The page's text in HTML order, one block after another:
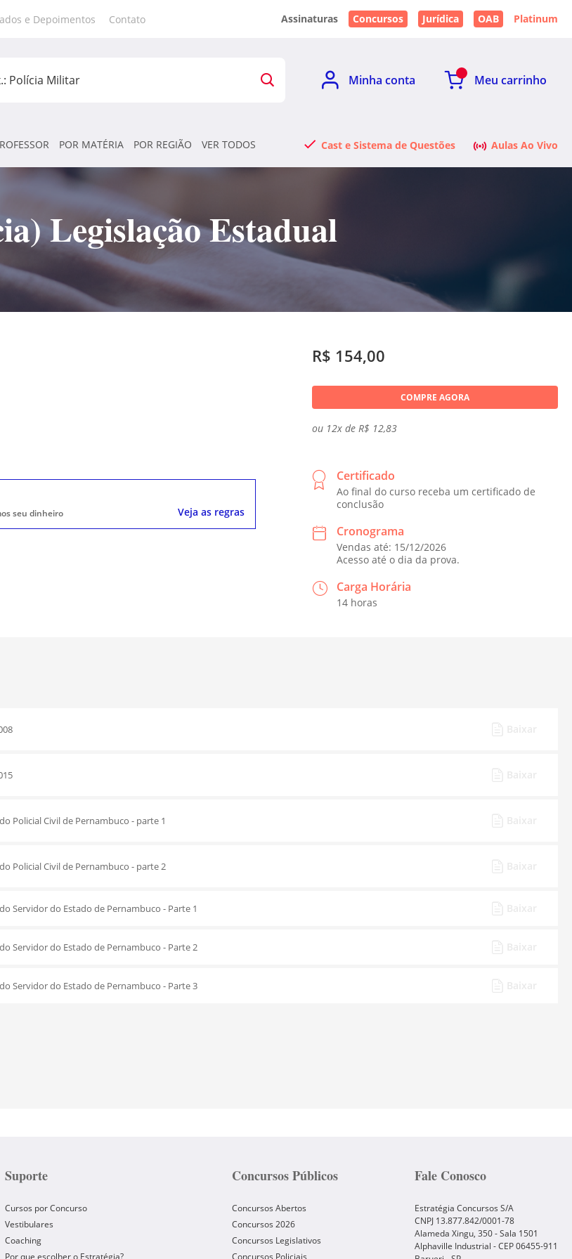
e Depoimentos Contato Assinaturas Concursos Jurídica OAB Platinum
Minha conta Meu carrinho
POR MATÉRIA POR REGIÃO VER TODOS Cast e Sistema de Questões Aulas Ao Vivo
Legislação Estadual
seu dinheiro Veja as regras
R$ 154,00
COMPRE AGORA
ou 12x de R$ 12,83
Certificado
Ao final do curso receba um certificado de
conclusão
Cronograma
Vendas até: 15/12/2026
Acesso até o dia da prova.
Carga Horária
14 horas
Policial Civil de Pernambuco - parte 1
Policial Civil de Pernambuco - parte 2
Servidor do Estado de Pernambuco - Parte 1
Servidor do Estado de Pernambuco - Parte 2
Servidor do Estado de Pernambuco - Parte 3
Suporte
Cursos por Concurso
Vestibulares
Coaching
Por que escolher o Estratégia?
Concursos Públicos
Concursos Abertos
Concursos 2026
Concursos Legislativos
Concursos Policiais
Fale Conosco
Estratégia Concursos S/A
CNPJ 13.877.842/0001-78
Alameda Xingu, 350 - Sala 1501
Alphaville Industrial - CEP06455-911